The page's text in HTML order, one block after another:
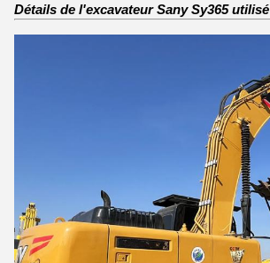
Détails de l'excavateur Sany Sy365 utilisé